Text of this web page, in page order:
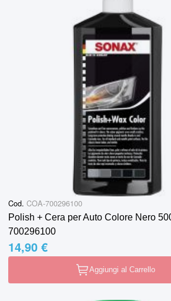
Cod. COA-700296100
Polish + Cera per Auto Colore Nero
700296100
14,90 €
Aggiungi al Carrello